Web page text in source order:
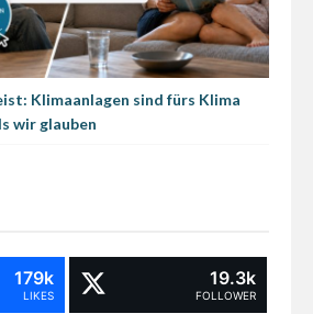
Klimaanlagen sind fürs Klima
wir glauben
179k
LIKES
19.3k
FOLLOWER